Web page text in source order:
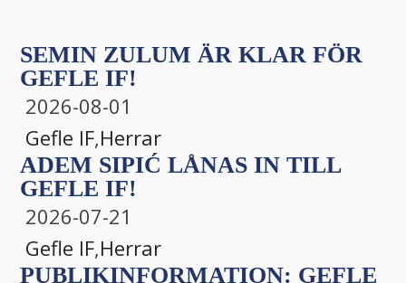
SEMIN ZULUM ÄR KLAR FÖR
GEFLE IF!
2026-08-01
Gefle IF,Herrar
ADEM SIPIĆ LÅNAS IN TILL
GEFLE IF!
2026-07-21
Gefle IF,Herrar
PUBLIKINFORMATION: GEFLE